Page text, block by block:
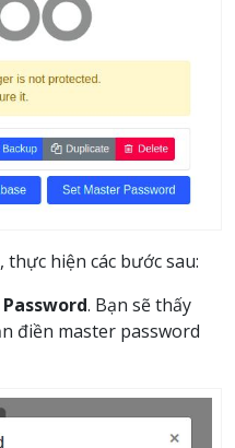
hiện các bước sau:
. Bạn sẽ thấy
điền master password